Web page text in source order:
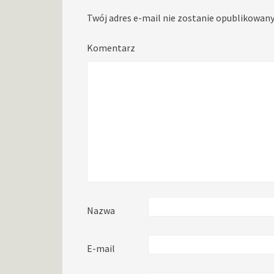
Twój adres e-mail nie zostanie
Komentarz
Nazwa
E-mail